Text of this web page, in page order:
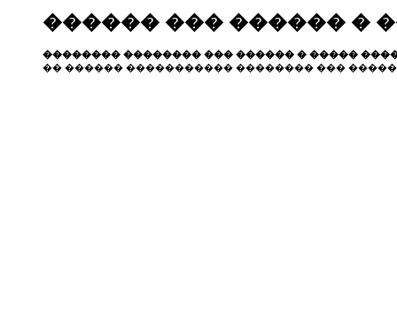
������ ��� ������ �
�������� �������� ��� ������ � �����
�� ������ ����������� �������� ���